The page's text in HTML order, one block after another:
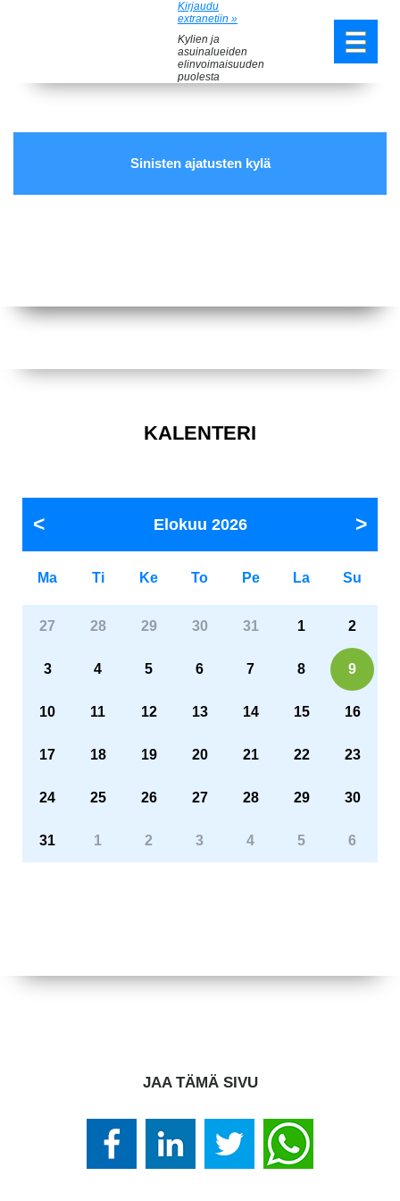
Kirjaudu
extranetiin »
Kylien ja
asuinalueiden
elinvoimaisuuden
puolesta
Sinisten ajatusten kylä
KALENTERI
Elokuu 2026
Ma Ti Ke To Pe La Su
27 28 29 30 31 1 2
3 4 5 6 7 8 9
10 11 12 13 14 15 16
17 18 19 20 21 22 23
24 25 26 27 28 29 30
31 1 2 3 4 5 6
JAA TÄMÄ SIVU